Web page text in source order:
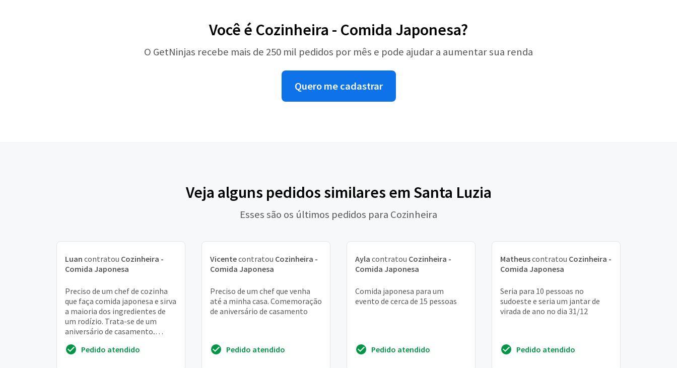
Você é Cozinheira - Comida Japonesa?
O GetNinjas recebe mais de 250 mil pedidos por mês e pode ajudar a aumentar sua renda
Quero me cadastrar
Veja alguns pedidos similares em Santa Luzia
Esses são os últimos pedidos para Cozinheira
Luan contratou Cozinheira -
Comida Japonesa
Preciso de um chef de cozinha
que faça comida japonesa e sirva
a maioria dos ingredientes de
um rodízio. Trata-se de um
aniversário de casamento,
Pedido atendido
Vicentecontratou Cozinheira -
Comida Japonesa
Preciso de um chef que venha
até a minha casa. Comemoração
de aniversário de casamento
Pedido atendido
Ayla contratou Cozinheira -
Comida Japonesa
Comida japonesa para um
evento de cerca de 15 pessoas
Pedido atendido
Matheuscontratou Cozinheira -
Comida Japonesa
Seria para 10 pessoas no
sudoeste e seria um jantar de
virada de ano no dia 31/12
Pedido atendido